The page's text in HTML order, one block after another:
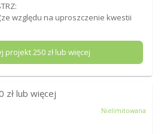
względu na uproszczenie kwestii
projekt250zł lub więcej
zł lub więcej
Nielimitowana